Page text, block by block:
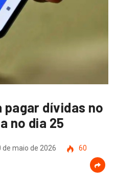
pagar dívidas no
no dia 25
de maio de 2026
60